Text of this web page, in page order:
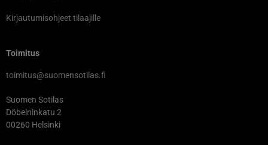
Kirjautumisohjeet tilaajille
Toimitus
toimitus@suomensotilas.fi
Suomen Sotilas
Döbelninkatu 2
00260 Helsinki